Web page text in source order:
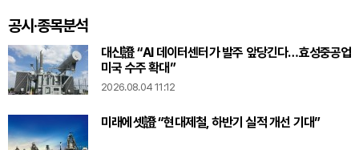
공시·종목분석
대신證 “AI 데이터센터가 발주 앞당긴다…효성중공업
미국 수주 확대”
2026.08.04 11:12
미래에셋證 “현대제철, 하반기 실적 개선 기대”